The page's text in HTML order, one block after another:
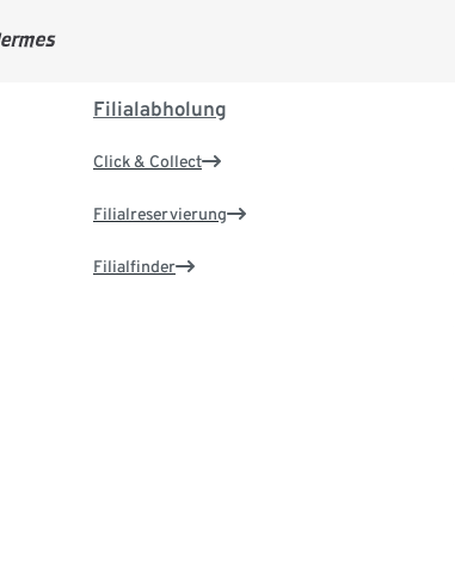
Filialabholung
Click & Collect
Filialreservierung
Filialfinder